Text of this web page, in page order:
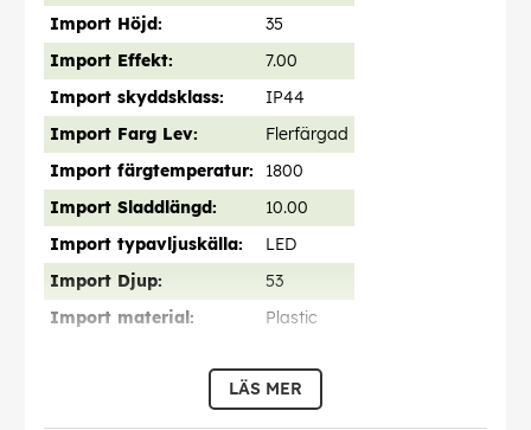
Import Höjd:
35
Import Effekt:
7.00
Import skyddsklass:
IP44
Import Farg Lev:
Flerfärgad
Import färgtemperatur:
1800
Import Sladdlängd:
10.00
Import typavljuskälla:
LED
Import Djup:
53
Import material:
Plastic
LÄS MER